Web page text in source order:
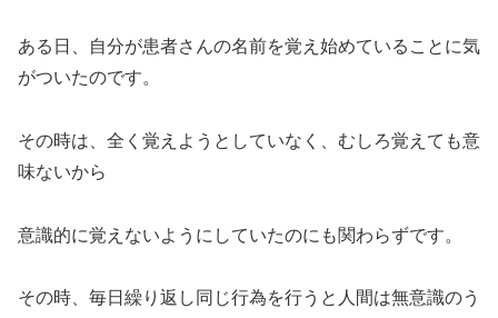
ある日、自分が患者さんの名前を覚え始めていることに気
がついたのです。
その時は、全く覚えようとしていなく、むしろ覚えても意
味ないから
意識的に覚えないようにしていたのにも関わらずです。
その時、毎日繰り返し同じ行為を行うと人間は無意識のう